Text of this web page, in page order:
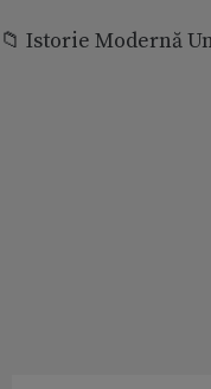
📁 Istorie Modernă